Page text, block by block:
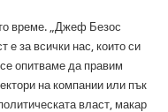
време. „Джеф Безос
е за всички нас, които си
опитваме да правим
на компании или пък
власт, макар